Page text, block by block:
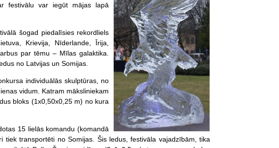
festivālu var iegūt mājas lapā
šogad piedalīsies rekordliels
Krievija, Nīderlande, Īrija,
par tēmu – Mīlas galaktika.
no Latvijas un Somijas.
individuālās skulptūras, no
vidum. Katram māksliniekam
bloks (1x0,50x0,25 m) no kura
15 lielās komandu (komandā
transportēti no Somijas. Šis ledus, festivāla vajadzībām, tika